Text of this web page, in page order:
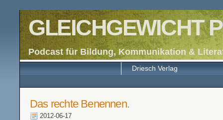
GLEICHGEWICHT
Podcast für Bildung, Kommunikation &
Driesch Verlag
Das rechte Benennen.
2012-06-17